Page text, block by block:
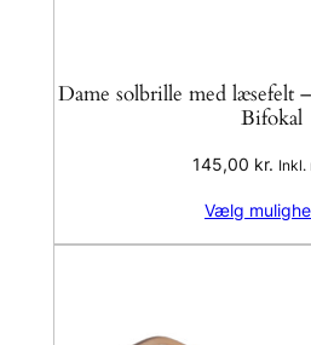
Dame solbrille med læsefelt
Bifokal
145,00 kr. Inkl.
Vælg